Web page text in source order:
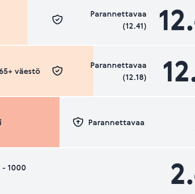
Parannettavaa
(12.41)
väestö
Parannettavaa
(12.18)
Parannettavaa
- 1000